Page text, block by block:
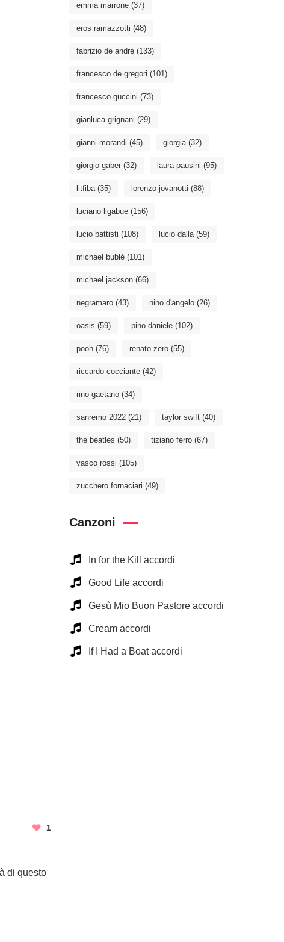
1
di questo
emma marrone (37)
eros ramazzotti (48)
fabrizio de andré (133)
francesco de gregori (101)
francesco guccini (73)
gianluca grignani (29)
gianni morandi (45) giorgia(32)
giorgio gaber (32) laura pausini (95)
litfiba(35) lorenzo jovanotti (88)
luciano ligabue (156)
lucio battisti (108) lucio dalla(59)
michael bublé (101)
michael jackson (66)
negramaro (43) nino d'angelo (26)
oasis (59) pino daniele (102)
pooh (76) renato zero (55)
riccardo cocciante (42)
rino gaetano (34)
sanremo 2022 (21) taylor swift (40)
the beatles (50) tiziano ferro (67)
vasco rossi (105)
zucchero fornaciari (49)
Canzoni
In for the Kill accordi
Good Life accordi
Gesù Mio Buon Pastore accordi
Cream accordi
If I Had a Boat accordi